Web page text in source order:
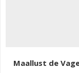
Maallust de